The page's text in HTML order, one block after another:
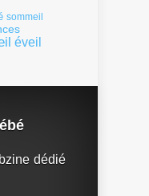
sommeil
éveil
dédié